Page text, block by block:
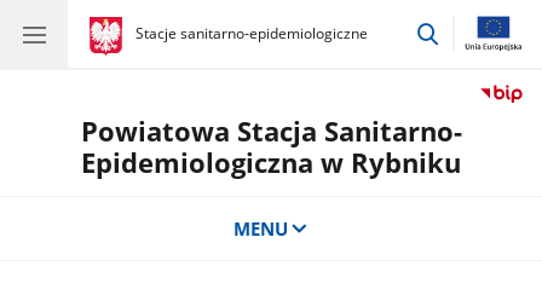
gov.pl
Stacje sanitarno-epidemiologiczne
gov.pl
Stacje
przejdź
Powiatowa Stacja Sanitarno-
Epidemiologiczna w Rybniku
MENU